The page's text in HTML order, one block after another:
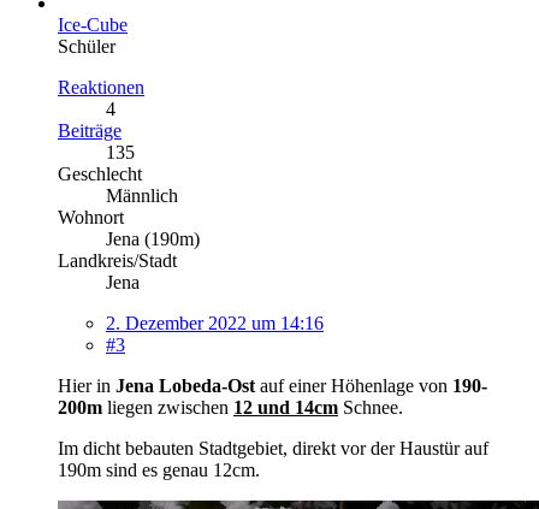
Ice-Cube
Schüler
Reaktionen
4
Beiträge
135
Geschlecht
Männlich
Wohnort
Jena (190m)
Landkreis/Stadt
Jena
2. Dezember 2022 um 14:16
#3
Hier in Jena Lobeda-Ost auf einer Höhenlage von 190-
200m liegen zwischen 12 und 14cm Schnee.
Im dicht bebauten Stadtgebiet, direkt vor der Haustür auf
190m sind es genau 12cm.